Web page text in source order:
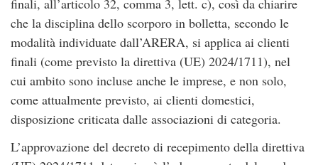
finali, all’articolo 32, comma 3, lett. c), così da chiarire
che la disciplina dello scorporo in bolletta, secondo le
modalità individuate dall’ARERA, si applica ai clienti
finali (come previsto la direttiva (UE) 2024/1711), nel
cui ambito sono incluse anche le imprese, e non solo,
come attualmente previsto, ai clienti domestici,
disposizione criticata dalle associazioni di categoria.
L’approvazione del decreto di recepimento della direttiva